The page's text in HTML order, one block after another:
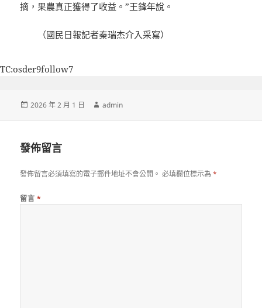
摘，果農真正獲得了收益。”王鋒年說。
（國民日報記者秦瑞杰介入采寫）
TC:osder9follow7
發
2026 年 2 月 1 日
作
admin
發佈留言
發佈留言必須填寫的電子郵件地址不會公開。 必填欄位標示為*
留言 *